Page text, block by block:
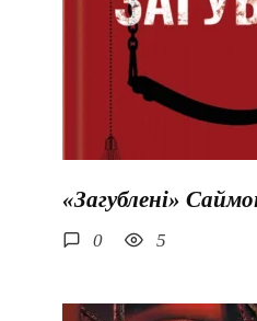
«Загублені»
0 5